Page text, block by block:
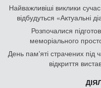
Найважливіші виклики
відбудуться «Актуальні
Розпочалися
меморіального
День памʼяті страчених під
відкриття